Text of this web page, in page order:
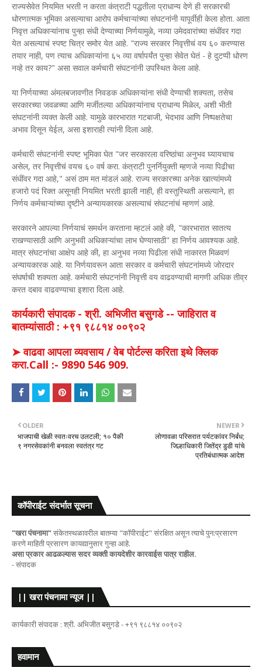
राज्यसेवेत नियमित भरती न करता कंत्राटी पद्धतीला प्राधान्य देणे ही सरकारची
धोरणात्मक भूमिका असल्याचा आरोप कर्मचाऱ्यांच्या संघटनांनी यापूर्वीही केला होता. आता
निवृत्त अधिकाऱ्यांनाच पुन्हा संधी देण्याच्या निर्णयामुळे, नव्या उमेदवारांच्या संधींवर गदा
येत असल्याचं स्पष्ट चित्र समोर येत आहे. "राज्य सरकार निवृत्तीचं वय ६० करण्यास
तयार नाही, पण त्याच अधिकाऱ्यांना ६५ व्या वर्षापर्यंत पुन्हा सेवेत घेतं - हे दुटप्पी धोरण
नव्हे तर काय?" असा सवाल कर्मचारी संघटनांनी उपस्थित केला आहे.
या निर्णयाच्या अंमलबजावणीत निवडक अधिकाऱ्यांना संधी देण्याची शक्यता, तसेच
सरकारच्या जवळच्या आणि मर्जीतल्या अधिकाऱ्यांनाच प्राधान्य मिळेल, अशी भीती
संघटनांनी व्यक्त केली आहे. यामुळे कारभारात गटबाजी, भेदभाव आणि निष्पक्षतेचा
अभाव दिसून येईल, असा इशाराही त्यांनी दिला आहे.
कर्मचारी संघटनांनी स्पष्ट भूमिका घेत "जर सरकारला वरिष्ठांचा अनुभव घ्यायचाच
असेल, तर निवृत्तीचं वयच ६० वर्ष करा. कंत्राटी पुनर्नियुक्ती म्हणजे नव्या पिढीचा
संधींवर गदा आहे," असं ठाम मत मांडलं आहे. राज्य सरकारच्या अनेक खात्यांमध्ये
हजारो पदं रिक्त असूनही नियमित भरती झाली नाही, ही वस्तुस्थिती असल्याने, हा
निर्णय कर्मचाऱ्यांच्या दृष्टीने अन्यायकारक असल्याचं संघटनांचं म्हणणं आहे.
सरकारने आपल्या निर्णयाचं समर्थन करताना म्हटलं आहे की, "कारभारात सातत्य
राखण्यासाठी आणि अनुभवी अधिकाऱ्यांचा लाभ घेण्यासाठी" हा निर्णय आवश्यक आहे.
मात्र संघटनांचा आक्षेप आहे की, हा अनुभव नव्या पिढीला संधी नाकारत मिळवणं
अन्यायकारक आहे. या निर्णयावरून आता सरकार व कर्मचारी संघटनांमध्ये जोरदार
संघर्षाची शक्यता आहे. कर्मचारी संघटनांनी निवृत्ती वय वाढवण्याची मागणी अधिक तीव्र
करत दबाव वाढवण्याचा इशारा दिला आहे.
कार्यकारी संपादक - श्री. अभिजीत बसुगडे -- जाहिरात व
बातम्यांसाठी : +९१ ९८८१४ ००९०२
➤ वाढवा आपला व्यवसाय / वेब पोर्टल्स करिता इथे क्लिक
करा.Call :- 9890 546 909.
NEWER
लोणावळा परिसरात पर्यटकांवर निर्बंध;
जिल्हाधिकारी जितेंद्र डुडी यांचे
प्रतिबंधात्मक आदेश
OLDER
भाजपाची खेळी स्वतःवरच उलटली; १० पैकी
९ नगरसेवकांनी बनवला स्वतंत्र गट
कॉपीराईट संदर्भात सूचना
"खरा पंचनामा"संकेतस्थळावरील बातम्या "कॉपीराईट" संरक्षित असून त्याचे पुन:प्रसारण
करणे माहिती प्रसारण कायद्यानुसार गुन्हा आहे.
असा प्रकार आढळल्यास सदर व्यक्ती कायदेशीर कारवाईस पात्र राहील.
- संपादक
|| खरा पंचनामा न्यूज ||
कार्यकारी संपादक : श्री. अभिजीत बसुगडे - +९१ ९८८१४ ००९०२
हवामान